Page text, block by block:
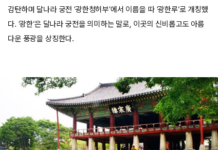
감탄하며 달나라 궁전 ‘광한청허부’에서 이름을 따 ‘광한루’로 개칭했
다. ‘광한’은 달나라 궁전을 의미하는 말로, 이곳의 신비롭고도 아름
다운 풍광을 상징한다.